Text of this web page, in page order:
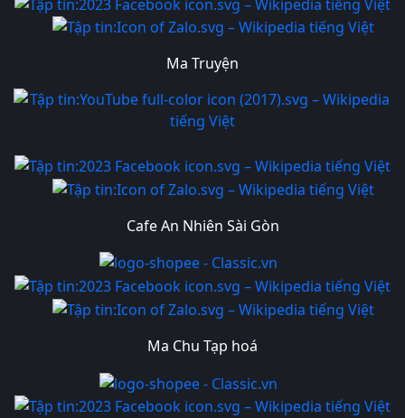
Ma Truyện
Cafe An Nhiên Sài Gòn
Ma Chu Tạp hoá